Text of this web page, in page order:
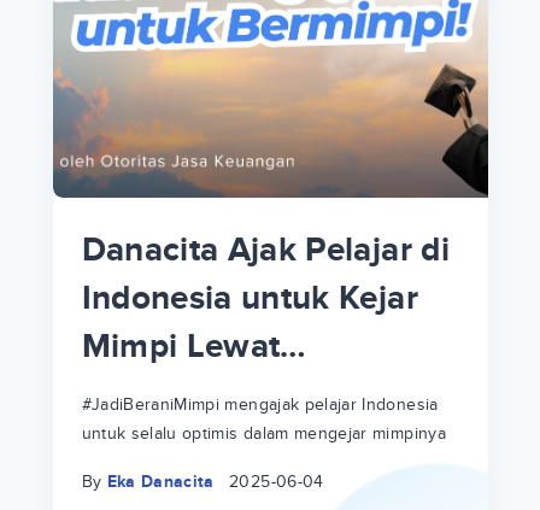
Danacita Ajak Pelajar di
Indonesia untuk Kejar
Mimpi Lewat
#JadiBeraniMimpi
#JadiBeraniMimpi mengajak pelajar Indonesia
untuk selalu optimis dalam mengejar mimpinya
By Eka Danacita 2025-06-04